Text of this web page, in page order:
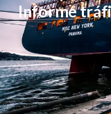
Informe